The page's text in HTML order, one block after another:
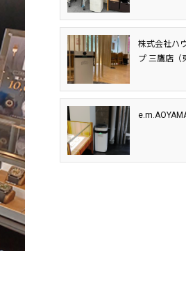
株式会社ハ
プ 三鷹店（